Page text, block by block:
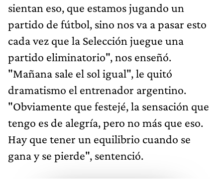
sientan eso, que estamos jugando un
partido de fútbol, sino nos va a pasar esto
cada vez que la Selección juegue una
partido eliminatorio", nos enseñó.
"Mañana sale el sol igual", le quitó
dramatismo el entrenador argentino.
"Obviamente que festejé, la sensación que
tengo es de alegría, pero no más que eso.
Hay que tener un equilibrio cuando se
gana y se pierde", sentenció.